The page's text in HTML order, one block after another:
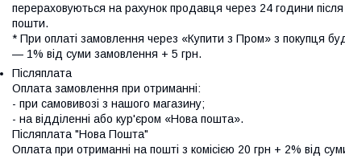
перераховуються на рахунок продавця через 24 години після
пошти.
* При оплаті замовлення через «Купити з Пром» з покупця
— 1% від суми замовлення + 5 грн.
Післяплата
Оплата замовлення при отриманні:
- при самовивозі з нашого магазину;
- на відділенні або кур'єром «Нова пошта».
Післяплата "Нова Пошта"
Оплата при отриманні на пошті з комісією 20 грн + 2% від